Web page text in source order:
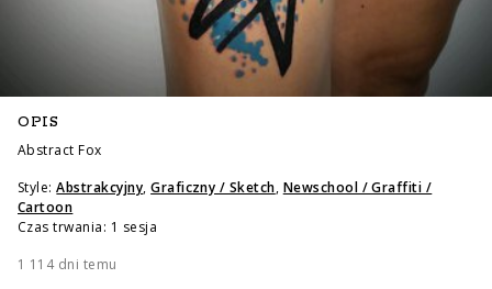
OPIS
Abstract Fox
Style: Abstrakcyjny,Graficzny / Sketch, Newschool / Graffiti /
Cartoon
Czas trwania: 1 sesja
1 114 dni temu